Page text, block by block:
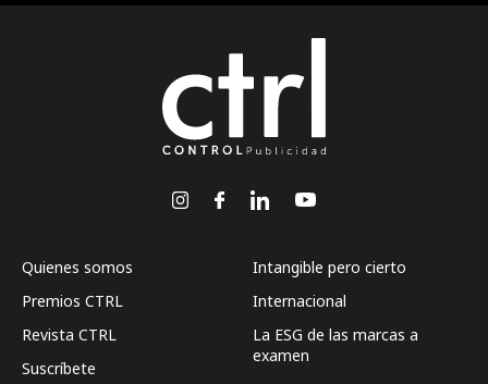
Quienes somos
Premios CTRL
Revista CTRL
Suscríbete
Intangible pero cierto
Internacional
La ESG de las marcas a
examen